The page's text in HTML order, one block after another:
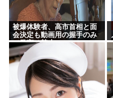
被爆体験者、高市首相と面
会決定も動画用の握手のみ
で発言は禁止www